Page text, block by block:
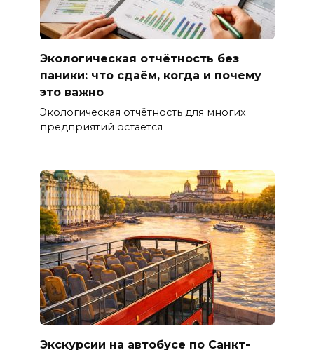
Экологическая отчётность без
паники: что сдаём, когда и почему
это важно
Экологическая отчётность для многих
предприятий остаётся
Экскурсии на автобусе по Санкт-